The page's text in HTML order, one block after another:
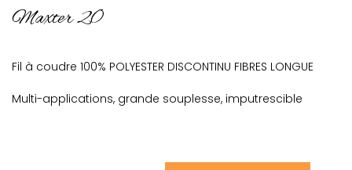
Maxter 20
Fil à coudre 100% POLYESTER DISCONTINU FIBRES LONGUE
Multi-applications, grande souplesse, imputrescible